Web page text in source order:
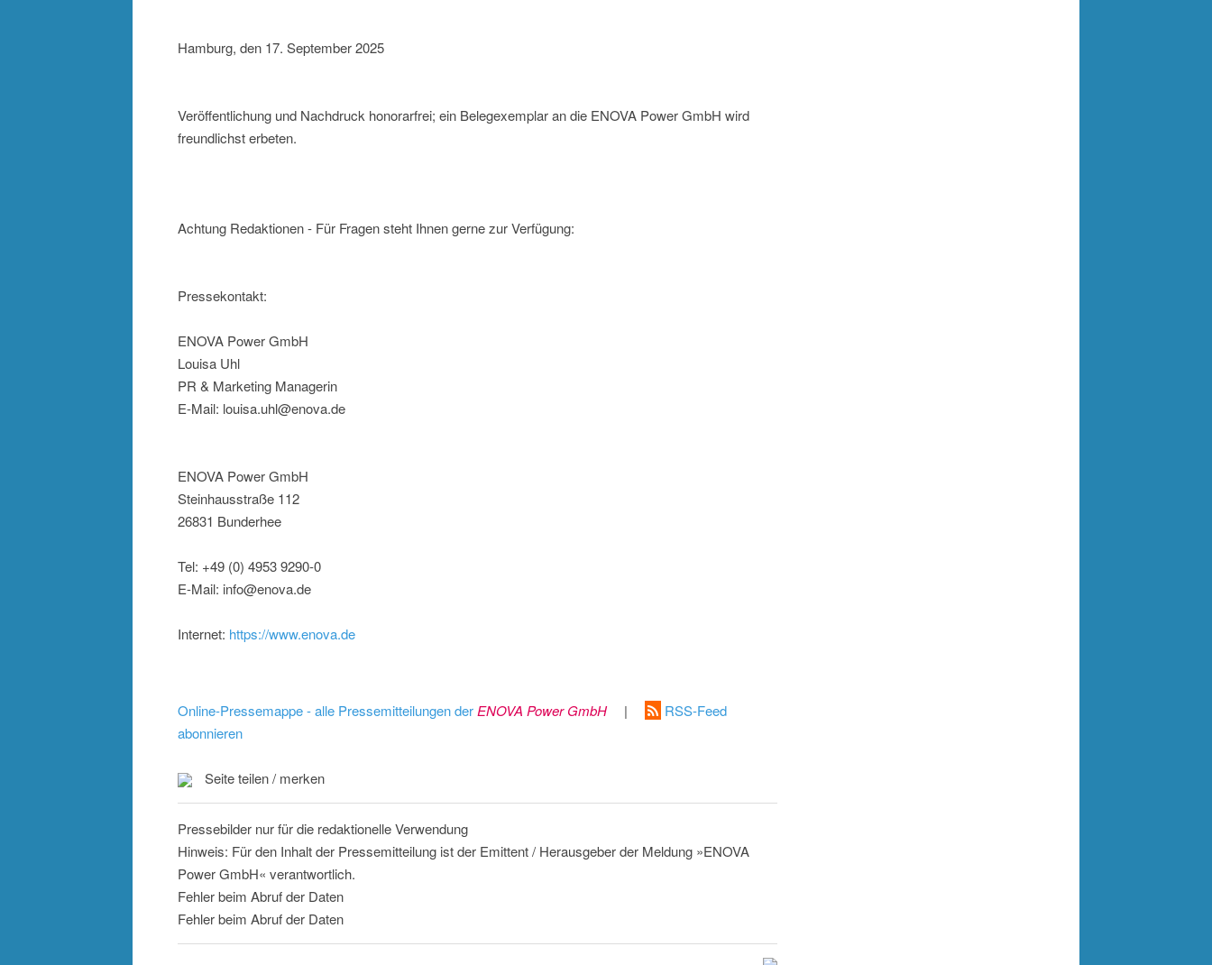
Hamburg, den 17. September 2025
Veröffentlichung und Nachdruck honorarfrei; ein Belegexemplar an die ENOVA Power GmbH wird
freundlichst erbeten.
Achtung Redaktionen - Für Fragen steht Ihnen gerne zur Verfügung:
Pressekontakt:
ENOVA Power GmbH
Louisa Uhl
PR & Marketing Managerin
E-Mail: louisa.uhl@enova.de
ENOVA Power GmbH
Steinhausstraße 112
26831 Bunderhee
Tel: +49 (0) 4953 9290-0
E-Mail: info@enova.de
Internet: https://www.enova.de
Online-Pressemappe - alle Pressemitteilungen der ENOVA Power GmbH |
RSS-Feed
abonnieren
Seite teilen / merken
Pressebilder nur für die redaktionelle Verwendung
Hinweis: Für den Inhalt der Pressemitteilung ist der Emittent / Herausgeber der Meldung »ENOVA
Power GmbH« verantwortlich.
Fehler beim Abruf der Daten
Fehler beim Abruf der Daten